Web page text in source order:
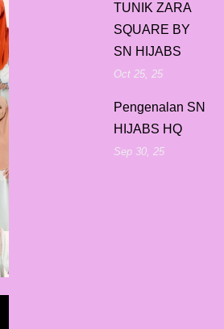
TUNIK ZARA
SQUARE BY
SN HIJABS
Oct 25, 25
Pengenalan SN
HIJABS HQ
Sep 30, 25